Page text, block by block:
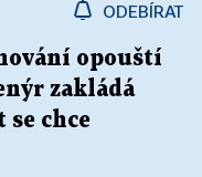
ODEBÍRAT
opouští
zakládá
chce